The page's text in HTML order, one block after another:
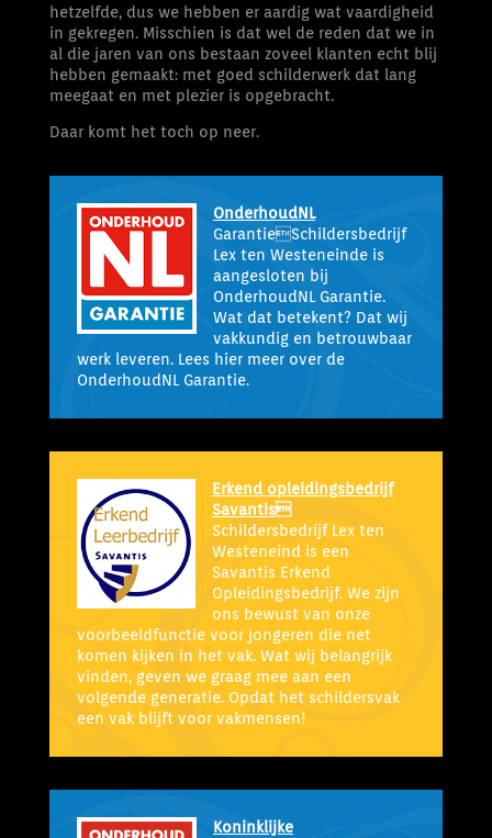
hetzelfde, dus we hebben er aardig wat vaardigheid
in gekregen. Misschien is dat wel de reden dat we in
al die jaren van ons bestaan zoveel klanten echt blij
hebben gemaakt: met goed schilderwerk dat lang
meegaat en met plezier is opgebracht.
Daar komt het toch op neer.
OnderhoudNL
GarantieSchildersbedrijf
Lex ten Westeneinde is
aangesloten bij
OnderhoudNL Garantie.
Wat dat betekent? Dat wij
vakkundig en betrouwbaar
werk leveren. Lees hier meer over de
OnderhoudNL Garantie.
Erkend opleidingsbedrijf
Savantis
Schildersbedrijf Lex ten
Westeneind is een
Savantis Erkend
Opleidingsbedrijf. We zijn
ons bewust van onze
voorbeeldfunctie voor jongeren die net
komen kijken in het vak. Wat wij belangrijk
vinden, geven we graag mee aan een
volgende generatie. Opdat het schildersvak
een vak blijft voor vakmensen!
Koninklijke